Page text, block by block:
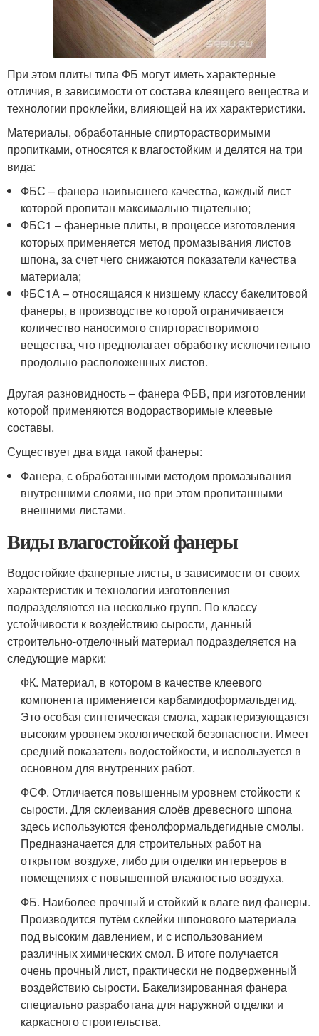
При этом плиты типа ФБ могут иметь характерные
отличия, в зависимости от состава клеящего вещества и
технологии проклейки, влияющей на их характеристики.
Материалы, обработанные спирторастворимыми
пропитками, относятся к влагостойким и делятся на три
вида:
ФБС – фанера наивысшего качества, каждый лист
которой пропитан максимально тщательно;
ФБС1 – фанерные плиты, в процессе изготовления
которых применяется метод промазывания листов
шпона, за счет чего снижаются показатели качества
материала;
ФБС1А – относящаяся к низшему классу бакелитовой
фанеры, в производстве которой ограничивается
количество наносимого спирторастворимого
вещества, что предполагает обработку исключительно
продольно расположенных листов.
Другая разновидность – фанера ФБВ, при изготовлении
которой применяются водорастворимые клеевые
составы.
Существует два вида такой фанеры:
Фанера, с обработанными методом промазывания
внутренними слоями, но при этом пропитанными
внешними листами.
Виды влагостойкой фанеры
Водостойкие фанерные листы, в зависимости от своих
характеристик и технологии изготовления
подразделяются на несколько групп. По классу
устойчивости к воздействию сырости, данный
строительно-отделочный материал подразделяется на
следующие марки:
ФК. Материал, в котором в качестве клеевого
компонента применяется карбамидоформальдегид.
Это особая синтетическая смола, характеризующаяся
высоким уровнем экологической безопасности. Имеет
средний показатель водостойкости, и используется в
основном для внутренних работ.
ФСФ. Отличается повышенным уровнем стойкости к
сырости. Для склеивания слоёв древесного шпона
здесь используются фенолформальдегидные смолы.
Предназначается для строительных работ на
открытом воздухе, либо для отделки интерьеров в
помещениях с повышенной влажностью воздуха.
ФБ. Наиболее прочный и стойкий к влаге вид фанеры.
Производится путём склейки шпонового материала
под высоким давлением, и с использованием
различных химических смол. В итоге получается
очень прочный лист, практически не подверженный
воздействию сырости. Бакелизированная фанера
специально разработана для наружной отделки и
каркасного строительства.